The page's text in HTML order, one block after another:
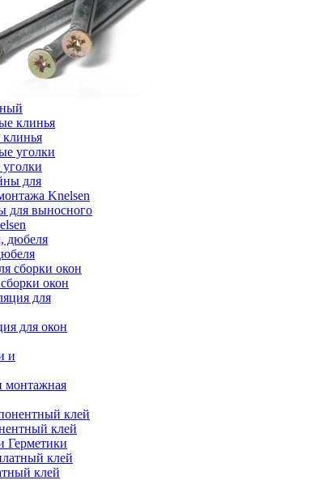
для выносного
окон
для окон
монтажная
клей
Герметики
клей